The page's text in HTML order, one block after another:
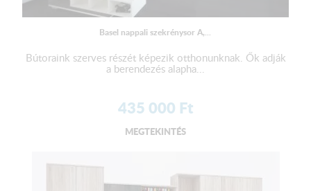
Basel nappali szekrénysor A,...
Bútoraink szerves részét képezik otthonunknak. Ők adják
a berendezés alapha...
435 000 Ft
MEGTEKINTÉS